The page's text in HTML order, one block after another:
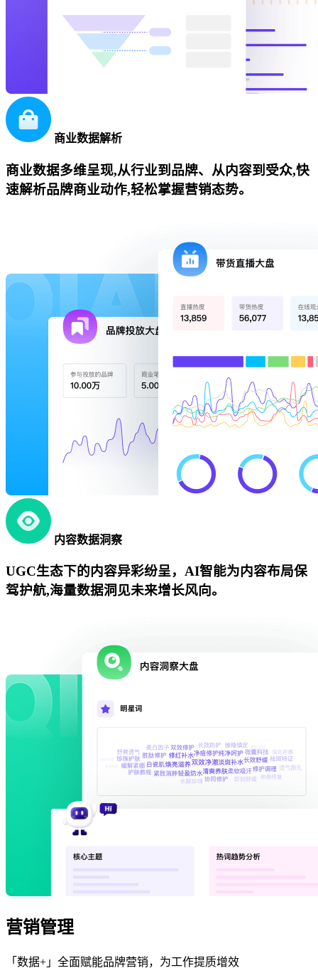
商业数据解析
商业数据多维呈现,从行业到品牌、从内容到受众,快
速解析品牌商业动作,轻松掌握营销态势。
内容数据洞察
UGC生态下的内容异彩纷呈，AI智能为内容布局保
驾护航,海量数据洞见未来增长风向。
营销管理
「数据+」全面赋能品牌营销，为工作提质增效